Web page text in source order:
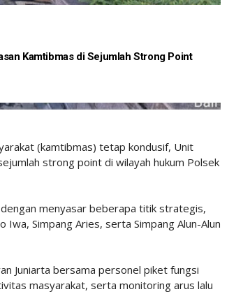
Kamtibmas di Sejumlah Strong Point
(kamtibmas) tetap kondusif, Unit
strong point di wilayah hukum Polsek
menyasar beberapa titik strategis,
Iwa, Simpang Aries, serta Simpang Alun-Alun
Juniarta bersama personel piket fungsi
masyarakat, serta monitoring arus lalu